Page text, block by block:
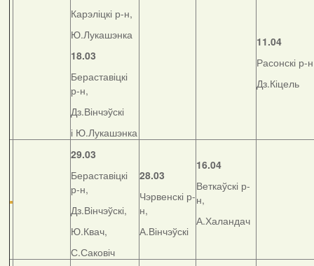
Карэліцкі р-н,
Ю.Лукашэнка
18.03
Бераставіцкі
р-н,
Дз.Вінчэўскі
і Ю.Лукашэнка
11.04
Расонскі р-
Дз.Кіцель
29.03
Бераставіцкі
р-н,
Дз.Вінчэўскі,
Ю.Квач,
С.Саковіч
28.03
Чэрвенскі р-
н,
А.Вінчэўскі
16.04
Веткаўскі р-
н,
А.Халандач